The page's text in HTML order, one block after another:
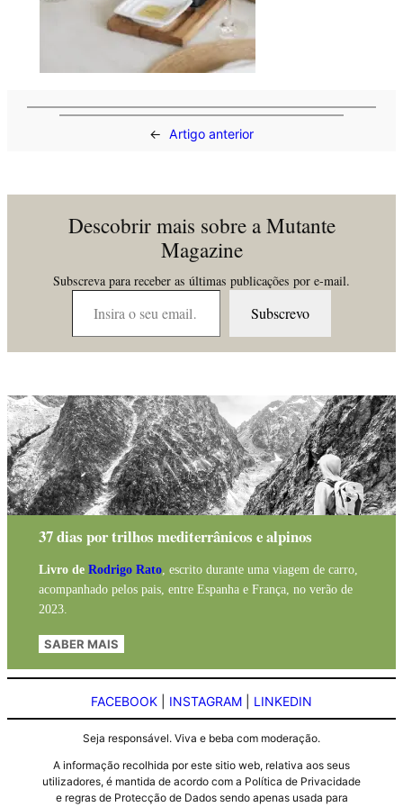
← Artigo anterior
Descobrir mais sobre a Mutante
Magazine
Subscreva para receber as últimas publicações por e-mail.
Insira o seu email…
Subscrevo
37 dias por trilhos mediterrânicos e alpinos
Livro de Rodrigo Rato, escrito durante uma viagem de carro,
acompanhado pelos pais, entre Espanha e França, no verão de
2023.
SABER MAIS
FACEBOOK INSTAGRAM LINKEDIN
Seja responsável. Viva e beba com moderação.
A informação recolhida por este sitio web, relativa aos seus
utilizadores, é mantida de acordo com a Política de Privacidade
e regras de Protecção de Dados sendo apenas usada para